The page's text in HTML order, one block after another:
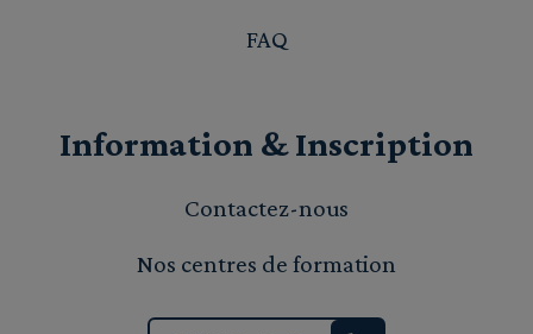
FAQ
Information & Inscription
Contactez-nous
Nos centres de formation